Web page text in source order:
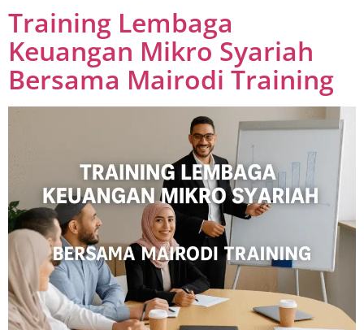
Training Lembaga
Keuangan Mikro Syariah
Bersama Mairodi Training